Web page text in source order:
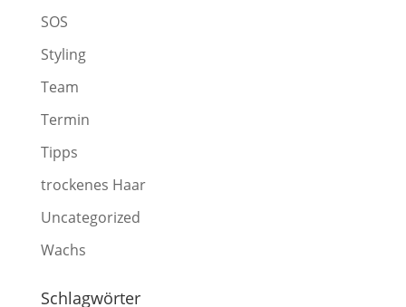
SOS
Styling
Team
Termin
Tipps
trockenes Haar
Uncategorized
Wachs
Schlagwörter